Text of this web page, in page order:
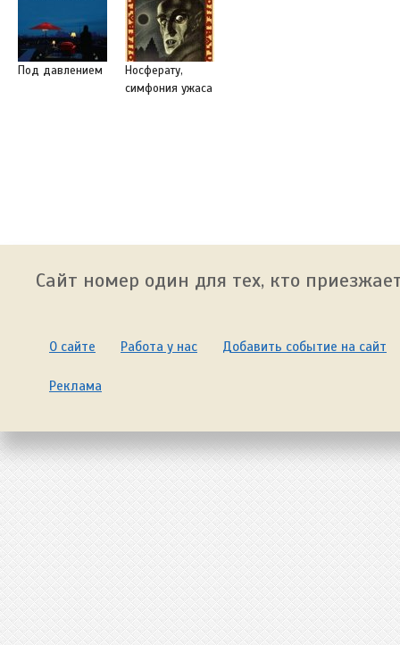
Под давлением
Носферату,
симфония ужаса
Сайт номер один для тех, кто
О сайте Работа у нас Добавить событие на сайт
Реклама